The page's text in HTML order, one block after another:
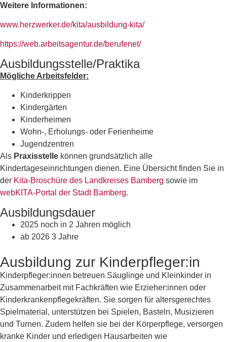
Weitere Informationen:
www.herzwerker.de/kita/ausbildung-kita/
https://web.arbeitsagentur.de/berufenet/
Ausbildungsstelle/Praktika
Mögliche Arbeitsfelder:
Kinderkrippen
Kindergärten
Kinderheimen
Wohn-, Erholungs- oder Ferienheime
Jugendzentren
Als Praxisstelle können grundsätzlich alle
Kindertageseinrichtungen dienen. Eine Übersicht finden Sie in
der Kita-Broschüre des Landkreises Bamberg sowie im
webKITA-Portal der Stadt Bamberg.
Ausbildungsdauer
2025 noch in 2 Jahren möglich
ab 2026 3 Jahre
Ausbildung zur Kinderpfleger:in
Kinderpfleger:innen betreuen Säuglinge und Kleinkinder in
Zusammenarbeit mit Fachkräften wie Erzieher:innen oder
Kinderkrankenpflegekräften. Sie sorgen für altersgerechtes
Spielmaterial, unterstützen bei Spielen, Basteln, Musizieren
und Turnen. Zudem helfen sie bei der Körperpflege, versorgen
kranke Kinder und erledigen Hausarbeiten wie